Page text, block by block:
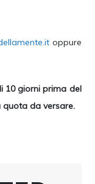
oppure
10 giorni prima del
da versare.